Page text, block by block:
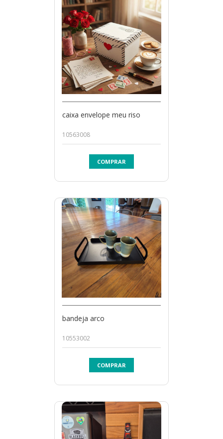
caixa envelope meu riso
10563008
COMPRAR
bandeja arco
10553002
COMPRAR